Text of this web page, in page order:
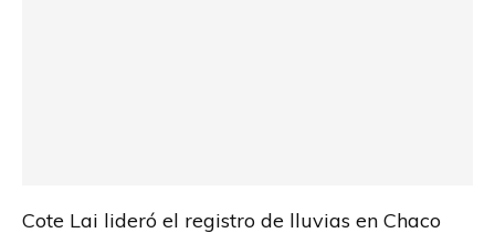
Cote Lai lideró el registro de lluvias en Chaco